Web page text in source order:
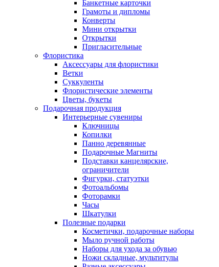
Банкетные карточки
Грамоты и дипломы
Конверты
Мини открытки
Открытки
Пригласительные
Флористика
Аксессуары для флористики
Ветки
Суккуленты
Флористические элементы
Цветы, букеты
Подарочная продукция
Интерьерные сувениры
Ключницы
Копилки
Панно деревянные
Подарочные Магниты
Подставки канцелярские,
ограничители
Фигурки, статуэтки
Фотоальбомы
Фоторамки
Часы
Шкатулки
Полезные подарки
Косметички, подарочные наборы
Мыло ручной работы
Наборы для ухода за обувью
Ножи складные, мультитулы